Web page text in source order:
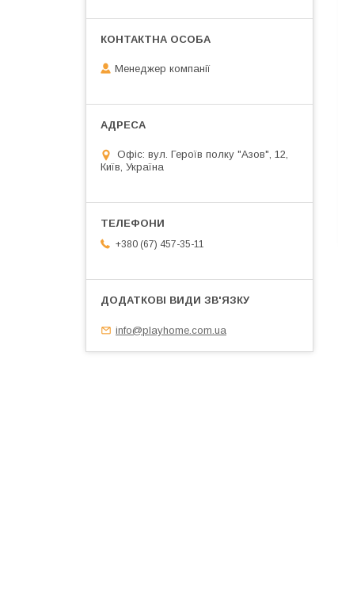
Менеджер компанії
Офіс: вул. Героїв полку "Азов", 12,
Київ, Україна
+380 (67) 457-35-11
info@playhome.com.ua